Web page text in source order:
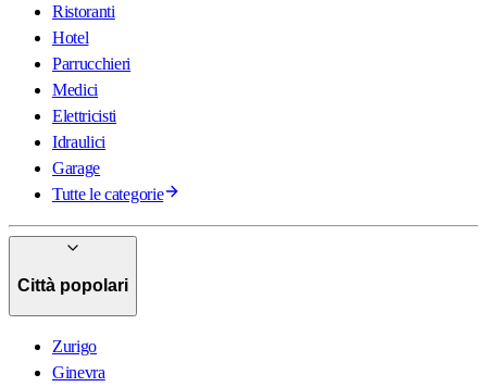
Ristoranti
Hotel
Parrucchieri
Medici
Elettricisti
Idraulici
Garage
Tutte le categorie
Città popolari
Zurigo
Ginevra